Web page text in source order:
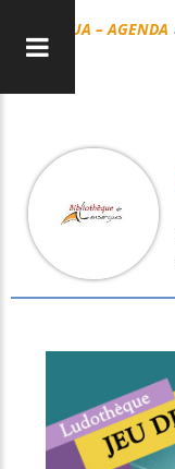
CUA – AGENDA